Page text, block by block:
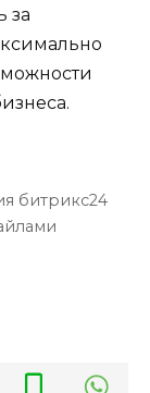
за
битрикс24